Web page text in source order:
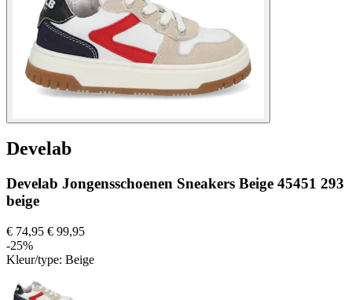
Develab
Develab Jongensschoenen Sneakers Beige 45451 293
beige
€ 74,95 € 99,95
-25%
Kleur/type: Beige